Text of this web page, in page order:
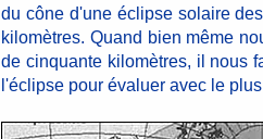
du cône d'une éclipse solaire
kilomètres. Quand bien même
de cinquante kilomètres, il nous
l'éclipse pour évaluer avec le